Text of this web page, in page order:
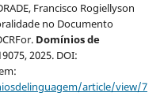
Francisco Rogiellyson
no Documento
Domínios de
2025. DOI:
article/view/7